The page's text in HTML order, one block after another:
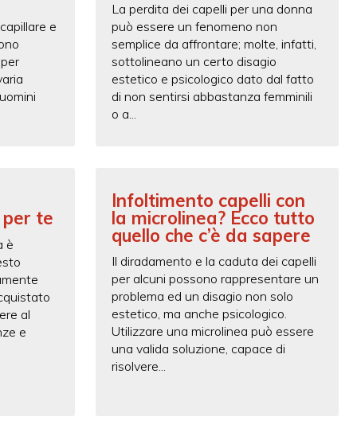
e
La perdita dei capelli per una donna
può essere un fenomeno non
semplice da affrontare; molte, infatti,
sottolineano un certo disagio
estetico e psicologico dato dal fatto
di non sentirsi abbastanza femminili
o a...
te
è
al
e
Infoltimento capelli con
la microlinea? Ecco tutto
quello che c’è da sapere
Il diradamento e la caduta dei capelli
per alcuni possono rappresentare un
problema ed un disagio non solo
estetico, ma anche psicologico.
Utilizzare una microlinea può essere
una valida soluzione, capace di
risolvere...